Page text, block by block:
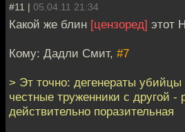
#11 | 05.04.11 21:34
Какой же блин [цензоред] этот
Кому: Дадли Смит, #7
> Эт точно: дегенераты
честные труженники с другой -
действительно поразительная